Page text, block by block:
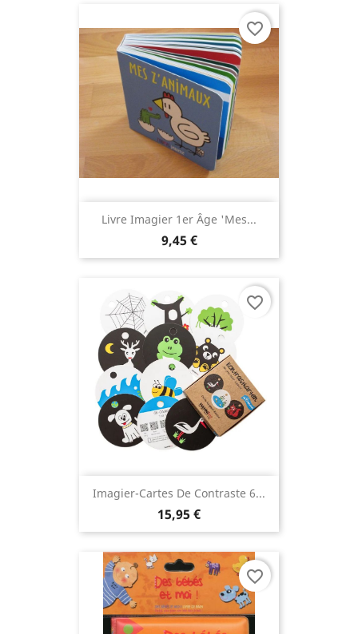
Livre Imagier 1er Âge 'Mes...
9,45 €
favorite_border
Imagier-Cartes De Contraste 6...
15,95 €
favorite_border
favorite_border